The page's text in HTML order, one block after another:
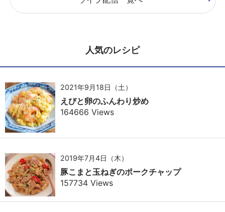
人気のレシピ
2021年9月18日（土）
えびと卵のふんわり炒め
164666 Views
2019年7月4日（木）
豚こまと玉ねぎのポークチャップ
157734 Views